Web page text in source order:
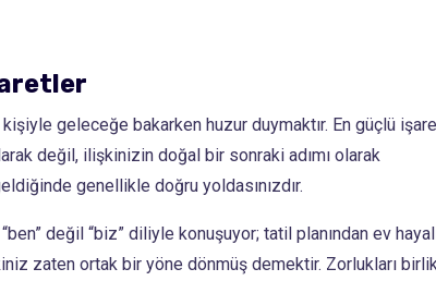
geleceğe bakarken huzur duymaktır. En güçlü
değil, ilişkinizin doğal bir sonraki adımı olarak
genellikle doğru yoldasınızdır.
değil “biz” diliyle konuşuyor; tatil planından ev
zaten ortak bir yöne dönmüş demektir. Zorlukları